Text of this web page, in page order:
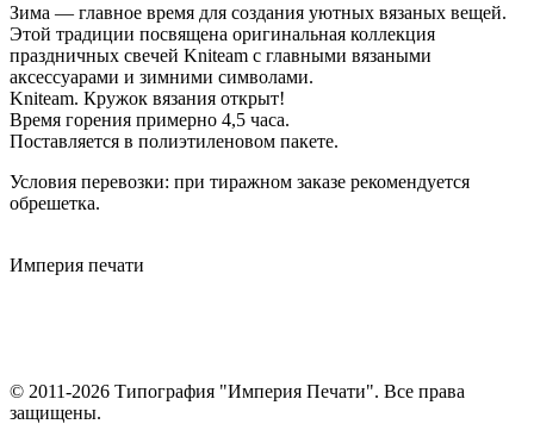
Зима — главное время для создания уютных вязаных вещей.
Этой традиции посвящена оригинальная коллекция
праздничных свечей Kniteam с главными вязаными
аксессуарами и зимними символами.
Kniteam. Кружок вязания открыт!
Время горения примерно 4,5 часа.
Поставляется в полиэтиленовом пакете.
Условия перевозки: при тиражном заказе рекомендуется
обрешетка.
Империя печати
© 2011-2026 Типография "Империя Печати". Все права
защищены.